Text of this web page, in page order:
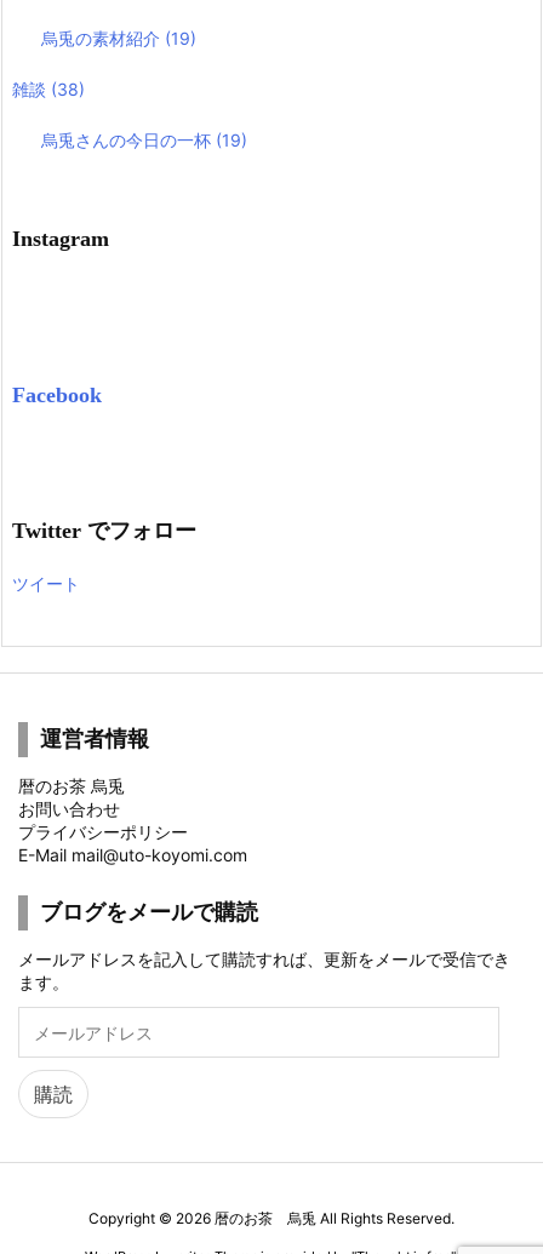
烏兎の素材紹介 (19)
雑談 (38)
烏兎さんの今日の一杯 (19)
Instagram
Facebook
Twitter でフォロー
ツイート
運営者情報
暦のお茶 烏兎
お問い合わせ
プライバシーポリシー
E-Mail mail@uto-koyomi.com
ブログをメールで購読
メールアドレスを記入して購読すれば、更新をメールで受信でき
ます。
ル
ア
ド
購読
Copyright © 2026 暦のお茶 烏兎 All Rights Reserved.